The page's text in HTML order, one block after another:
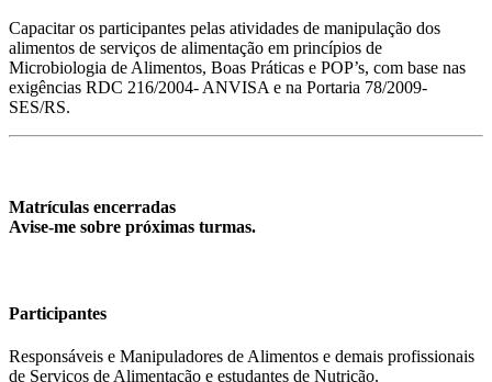
Capacitar os participantes pelas atividades de manipulação dos
alimentos de serviços de alimentação em princípios de
Microbiologia de Alimentos, Boas Práticas e POP’s, com base nas
exigências RDC 216/2004- ANVISA e na Portaria 78/2009-
SES/RS.
Matrículas encerradas
Avise-me sobre próximas turmas.
Participantes
Responsáveis e Manipuladores de Alimentos e demais profissionais
de Serviços de Alimentação e estudantes de Nutrição.